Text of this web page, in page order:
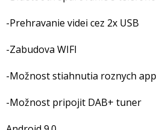
-Prehravanie videi cez 2x USB
-Zabudova WIFI
-Možnost stiahnutia roznych app
-Možnost pripojit DAB+ tuner